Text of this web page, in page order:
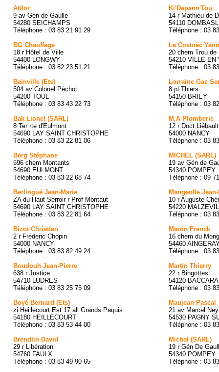
Atilor
9 av Gén de Gaulle
54280 SEICHAMPS
Téléphone : 03 83 21 91 29
BG Chauffage
18 r Hôtel de Ville
54400 LONGWY
Téléphone : 03 82 23 51 21
Bainville (Ets)
504 av Colonel Péchot
54200 TOUL
Téléphone : 03 83 43 22 73
Bak Lionel (SARL)
8 Ter rte d'Eulmont
54690 LAY SAINT CHRISTOPHE
Téléphone : 03 83 22 81 06
Berg Stéphane
596 chem Montants
54690 EULMONT
Téléphone : 03 83 22 68 74
Berlingué Jean-Marie
ZA du Haut Serroir r Prof Montaut
54690 LAY SAINT CHRISTOPHE
Téléphone : 03 83 22 81 64
Bizot Christian
2 r Fréderic Chopin
54000 NANCY
Téléphone : 03 83 82 49 24
Boudouh Jean-Pierre
638 r Justice
54710 LUDRES
Téléphone : 03 83 25 75 09
Boyé Bernard (Ets)
zi Heillecourt Est 17 all Grands Paquis
54180 HEILLECOURT
Téléphone : 03 83 53 44 00
Brendlin David
29 r Libération
54760 FAULX
Téléphone : 03 83 49 90 65
Ki'Depann'Tou
14 r Mathieu de
54110
Téléphone : 03
Le Costoëc
20 chem Trou de
54210 VILLE EN
Téléphone : 03
Lorraine Gaz
8 pl Thiers
54150 BRIEY
Téléphone : 03
M.A Plomberie
12 r Doct Liébault
54000 NANCY
Téléphone : 03
MICHEL (SARL)
19 av Gén de
54340 POMPEY
Téléphone : 09
Mangeolle
10 r Auguste
54220
Téléphone : 03
Martin Franck
16 chem du
54460
Téléphone : 03
Martin Thierry
22 r Bingottes
54120
Téléphone : 03
Maujean Pascal
21 av Marcel Ney
54530 PAGNY
Téléphone : 03
Michel (SARL)
19 r Gén De
54340 POMPEY
Téléphone : 03